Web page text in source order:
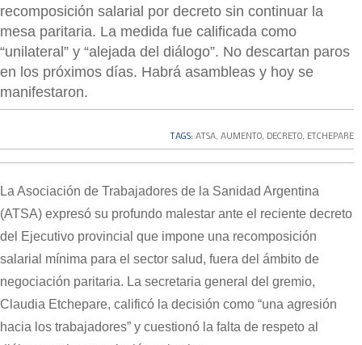
recomposición salarial por decreto sin continuar la
mesa paritaria. La medida fue calificada como
“unilateral” y “alejada del diálogo”. No descartan paros
en los próximos días. Habrá asambleas y hoy se
manifestaron.
TAGS: ATSA, AUMENTO, DECRETO, ETCHEPARE
La Asociación de Trabajadores de la Sanidad Argentina
(ATSA) expresó su profundo malestar ante el reciente decreto
del Ejecutivo provincial que impone una recomposición
salarial mínima para el sector salud, fuera del ámbito de
negociación paritaria. La secretaria general del gremio,
Claudia Etchepare, calificó la decisión como “una agresión
hacia los trabajadores” y cuestionó la falta de respeto al